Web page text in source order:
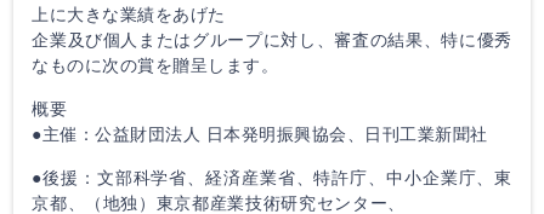
上に大きな業績をあげた
企業及び個人またはグループに対し、審査の結果、特に優秀
なものに次の賞を贈呈します。
概要
●主催：公益財団法人 日本発明振興協会、日刊工業新聞社
●後援：文部科学省、経済産業省、特許庁、中小企業庁、東
京都、（地独）東京都産業技術研究センター、